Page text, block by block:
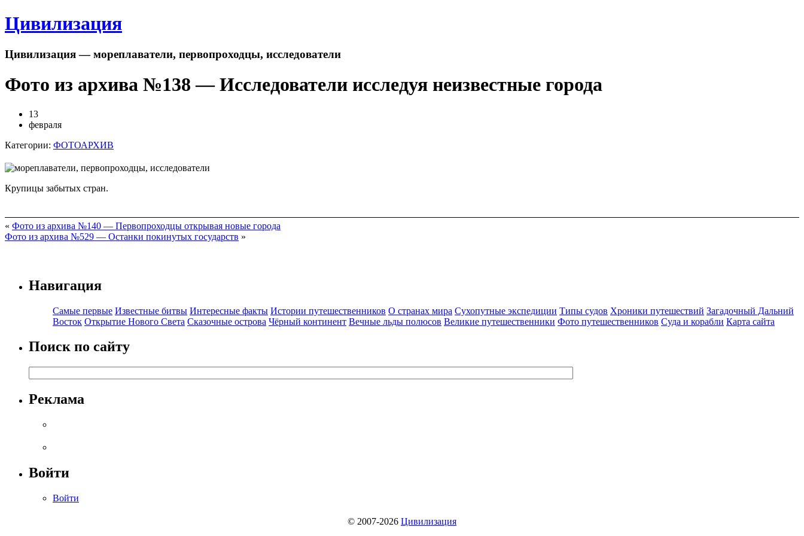
Цивилизация
Цивилизация — мореплаватели, первопроходцы, исследователи
Фото из архива №138 — Исследователи исследуя неизвестные города
13
февраля
Категории: ФОТОАРХИВ
Крупицы забытых стран.
« Фото из архива №140 — Первопроходцы открывая новые города
Фото из архива №529 — Останки покинутых государств »
Навигация
Самые первые Известные битвы Интересные факты Истории путешественников О странах мира Сухопутные экспедиции Типы судов Хроники путешествий Загадочный Дальний
Восток Открытие Нового Света Сказочные острова Чёрный континент Вечные льды полюсов Великие путешественники Фото путешественников Суда и корабли Карта сайта
Поиск по сайту
Реклама
Войти
Войти
© 2007-2026 Цивилизация